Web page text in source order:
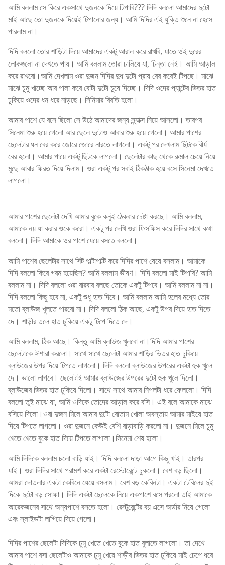
আমি বললাম সে কিরে একসাথে দুজনকে দিয়ে টিপাবি??? দিদি বললো আমাদের দুটো
মাই আছে তো দুজনকে দিয়েই টিপানোর জন্য। আমি দিদির এই যুক্তি শুনে না হেসে
পারলাম না।
দিদি বললো তোর শাড়িটা দিয়ে আমাদের একটু আরাল করে রাখবি, যাতে ওই দুরের
লোকগুলো না দেখতে পায়। আমি বললাম তোরা চালিয়ে যা, চিন্তা নেই। আমি আড়াল
করে রাখবো।আমি দেখলাম ওরা দুজন দিদির দুধ দুটো প্রায় বের করেই টিপছে। মাঝে
মাঝে চুমু খাচ্ছে আর পালা করে বোটা দুটো চুষে দিচ্ছে। দিদি ওদের প্যান্টের ভিতর হাত
ঢুকিয়ে ওদের ধন ধরে নাড়ছে। সিনিমার বিরতি হলো।
আমার পাশে যে বসে ছিলো সে উঠে আমাদের জন্য স্ন্যাক্স নিয়ে আসলো। তারপর
সিনেমা শুরু হয়ে গেলো আর ছেলে দুটোও আবার শুরু হয়ে গেলো। আমার পাশের
ছেলেটার ধন বের করে জোরে জোরে নারতে লাগলো। একটু পর দেখলাম ছিটকে বীর্য
বের হলো। আমার পায়ে একটু ছিটকে লাগলো। ছেলেটার কাছ থেকে রুমাল চেয়ে নিয়ে
মুছে আবার ফিরত দিয়ে দিলাম। ওরা একটু পর সবাই ঠিকঠাক হয়ে বসে সিনেমা দেখতে
লাগলো।
আমার পাশের ছেলেটা দেখি আমার বুকে কনুই ঠেকবার চেষ্টা করছে। আমি বললাম,
আমাকে নয় যা করার ওকে করো। একটু পর দেখি ওরা ফিসফিস করে দিদির সাথে কথা
বললো। দিদি আমাকে ওর পাশে যেয়ে বসতে বললো।
আমি পাশের ছেলেটার সাথে সিট পাল্টাপাল্টি করে দিদির পাশে যেয়ে বসলাম। আমাকে
দিদি বললো কিরে গরম হয়েছিস? আমি বললাম ভীষণ। দিদি বললো মাই টিপাবি? আমি
বললাম না। দিদি বললো ওরা বারবার বলছে তোকে একটু টিপবে। আমি বললাম না না।
দিদি বললো কিছু হবে না, একটু শুধু হাত দিবে। আমি বললাম আমি হলের মধ্যে তোর
মতো ব্লাউজ খুলতে পারবো না। দিদি বললো ঠিক আছে, একটু উপর দিয়ে হাত দিতে
দে। শাড়ীর তলে হাত ঢুকিয়ে একটু টিপে দিতে দে।
আমি বললাম, ঠিক আছে। কিন্তু আমি ব্লাউজ খুলবো না।দিদি আমার পাশের
ছেলেটাকে ঈশারা করলো। সাথে সাথে ছেলেটা আমার শাড়ির ভিতর হাত ঢুকিয়ে
ব্লাউজের উপর দিয়ে টিপতে লাগলো। দিদি বললো ব্লাউজের উপরের একটা হুক খুলে
দে। ভালো লাগবে। ছেলেটাই আমার ব্লাউজের উপরের দুটো হুক খুলে দিলো।
ব্লাউজের ভিতর হাত ঢুকিয়ে দিলো। সাথে সাথে আমার নিপলটা ধরে ফেললো। দিদি
বললো তুই মাঝে যা, আমি ওদিকে তোদের আড়াল করে বসি। এই বলে আমাকে মাঝে
বসিয়ে দিলো।ওরা দুজন মিলে আমার দুটো বোতাম খোলা অবস্তায় আমার মাইয়ে হাত
দিয়ে টিপতে লাগলো। ওরা দুজনে কেউই বেশি বাড়াবাড়ি করলো না। দুজনে মিলে চুমু
খেতে খেতে বুকে হাত দিয়ে টিপতে লাগলো।সিনেমা শেষ হলো।
আমি দিদিকে বললাম চলো বাড়ি যাই। দিদি বললো দাড়া আগে কিছু খাই। তারপর
যাই। ওরা দিদির সাথে পরামর্শ করে একটা রেস্টোরেন্টে ঢুকলো। বেশ বড় ছিলো।
আমরা দোতলার একটা কেবিনে যেয়ে বসলাম। বেশ বড় কেবিনটা। একটা টেবিলের দুই
দিকে দুটো বড় সোফা। দিদি একটা ছেলেকে নিয়ে একপাশে বসে পরলো তাই আমাকে
আরেকজনের সাথে অন্যপাশে বসতে হলো। রেস্টুরেন্টের বয় এসে অর্ডার নিয়ে গেলো
এবং স্লাইডটা লাগিয়ে দিয়ে গেলো।
দিদির পাশের ছেলেটা দিদিকে চুমু খেতে খেতে বুকে হাত বুলাতে লাগলো। তা দেখে
আমার পাশে বসা ছেলেটাও আমাকে চুমু খেয়ে শাড়ীর ভিতর হাত ঢুকিয়ে মাই চেপে ধরে